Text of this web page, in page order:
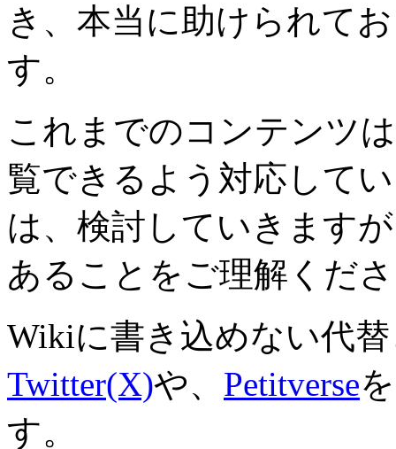
き、本当に助けられて
す。
これまでのコンテンツ
覧できるよう対応して
は、検討していきます
あることをご理解くだ
Wikiに書き込めない代
Twitter(X)や、 Petitverse
す。